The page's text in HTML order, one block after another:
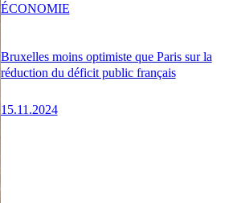
Bruxelles moins optimiste que Paris sur la
réduction du déficit public français
15.11.2024
ÉCONOMIE